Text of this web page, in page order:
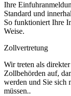
Ihre
Standard und
So funktioniert Ihre
Weise.
Zollvertretung
Wir treten als
Zollbehörden auf,
werden und Sie sich
müssen..